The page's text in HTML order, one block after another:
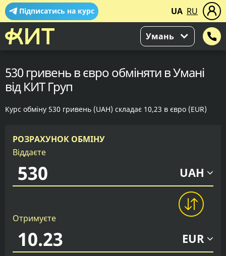
Підписатись на курс UA RU
Умань
530 гривень в євро обміняти в Умані
від КИТ Груп
Курс обміну 530 гривень (UAH) складає 10,23 в євро (EUR)
РОЗРАХУНОК ОБМІНУ
Віддаєте
UAH
Отримуєте
EUR